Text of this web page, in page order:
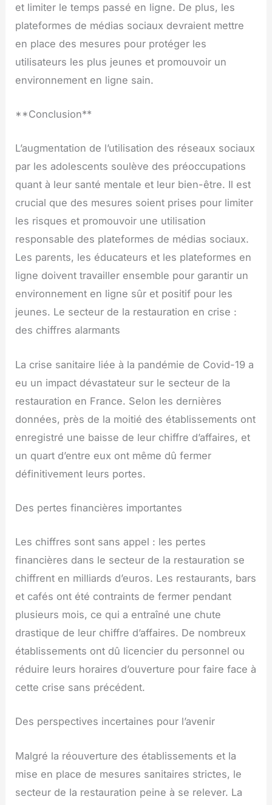
et limiter le temps passé en ligne. De plus, les
plateformes de médias sociaux devraient mettre
en place des mesures pour protéger les
utilisateurs les plus jeunes et promouvoir un
environnement en ligne sain.
**Conclusion**
L’augmentation de l’utilisation des réseaux sociaux
par les adolescents soulève des préoccupations
quant à leur santé mentale et leur bien-être. Il est
crucial que des mesures soient prises pour limiter
les risques et promouvoir une utilisation
responsable des plateformes de médias sociaux.
Les parents, les éducateurs et les plateformes en
ligne doivent travailler ensemble pour garantir un
environnement en ligne sûr et positif pour les
jeunes. Le secteur de la restauration en crise :
des chiffres alarmants
La crise sanitaire liée à la pandémie de Covid-19 a
eu un impact dévastateur sur le secteur de la
restauration en France. Selon les dernières
données, près de la moitié des établissements ont
enregistré une baisse de leur chiffre d’affaires, et
un quart d’entre eux ont même dû fermer
définitivement leurs portes.
Des pertes financières importantes
Les chiffres sont sans appel : les pertes
financières dans le secteur de la restauration se
chiffrent en milliards d’euros. Les restaurants, bars
et cafés ont été contraints de fermer pendant
plusieurs mois, ce qui a entraîné une chute
drastique de leur chiffre d’affaires. De nombreux
établissements ont dû licencier du personnel ou
réduire leurs horaires d’ouverture pour faire face à
cette crise sans précédent.
Des perspectives incertaines pour l’avenir
Malgré la réouverture des établissements et la
mise en place de mesures sanitaires strictes, le
secteur de la restauration peine à se relever. La